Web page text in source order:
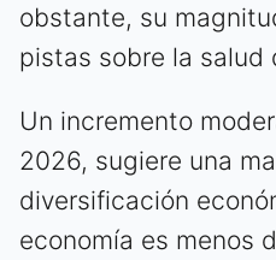
obstante, su
pistas sobre la salud
Un incremento
2026, sugiere una
diversificación
economía es menos